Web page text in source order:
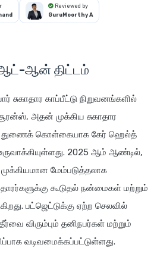
Reviewed by
GuruMoorthy A
ஆன் திட்டம்
சுகாதார காப்பீட்டு நிறுவனங்களில்
அதன் முக்கிய சுகாதார
துணைக் கொள்கையாக கேர் ஹெல்த்
2025 ஆம் ஆண்டில்,
மேம்படுத்தலாக
கூடுதல் நன்மைகள் மற்றும்
பட்ஜெட்டுக்கு ஏற்ற செலவில்
விரும்பும் தனிநபர்கள் மற்றும்
வடிவமைக்கப்பட்டுள்ளது.